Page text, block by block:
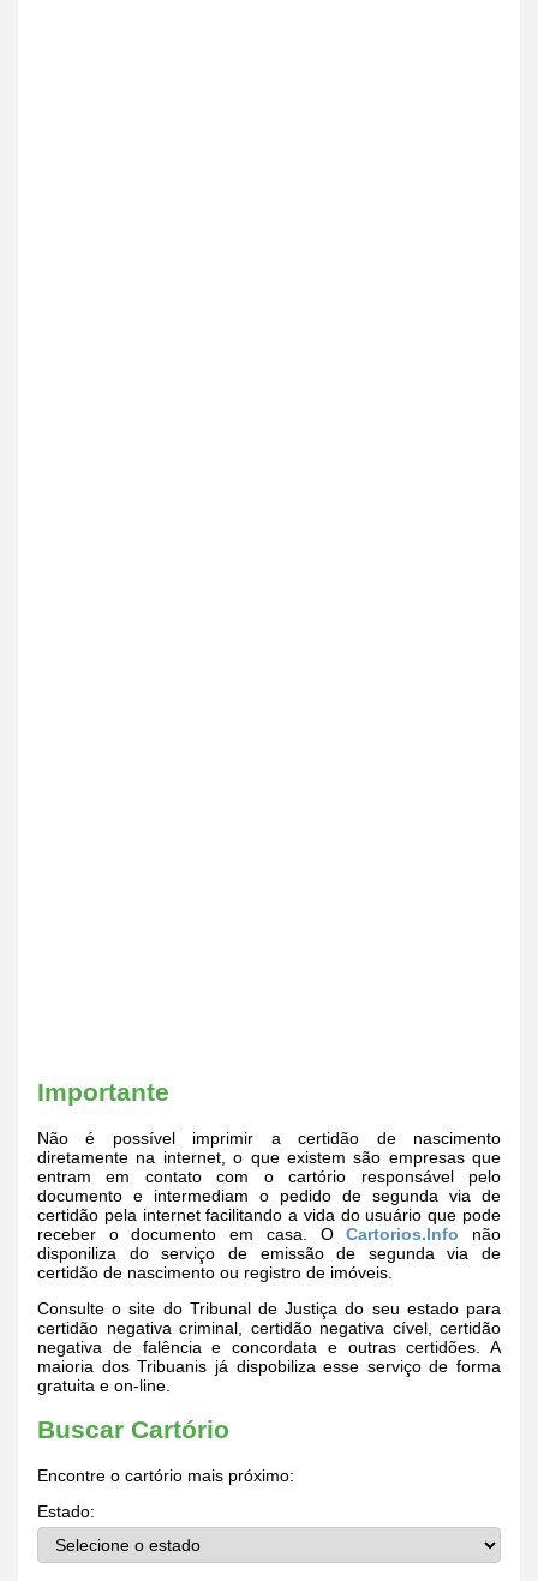
Importante
Não é possível imprimir a certidão de nascimento
diretamente na internet, o que existem são empresas que
entram em contato com o cartório responsável pelo
documento e intermediam o pedido de segunda via de
certidão pela internet facilitando a vida do usuário que pode
receber o documento em casa. OCartorios.Info não
disponiliza do serviço de emissão de segunda via de
certidão de nascimento ou registro de imóveis.
Consulte o site do Tribunal de Justiça do seu estado para
certidão negativa criminal, certidão negativa cível, certidão
negativa de falência e concordata e outras certidões. A
maioria dos Tribuanis já dispobiliza esse serviço de forma
gratuita e on-line.
Buscar Cartório
Encontre o cartório mais próximo:
Estado: